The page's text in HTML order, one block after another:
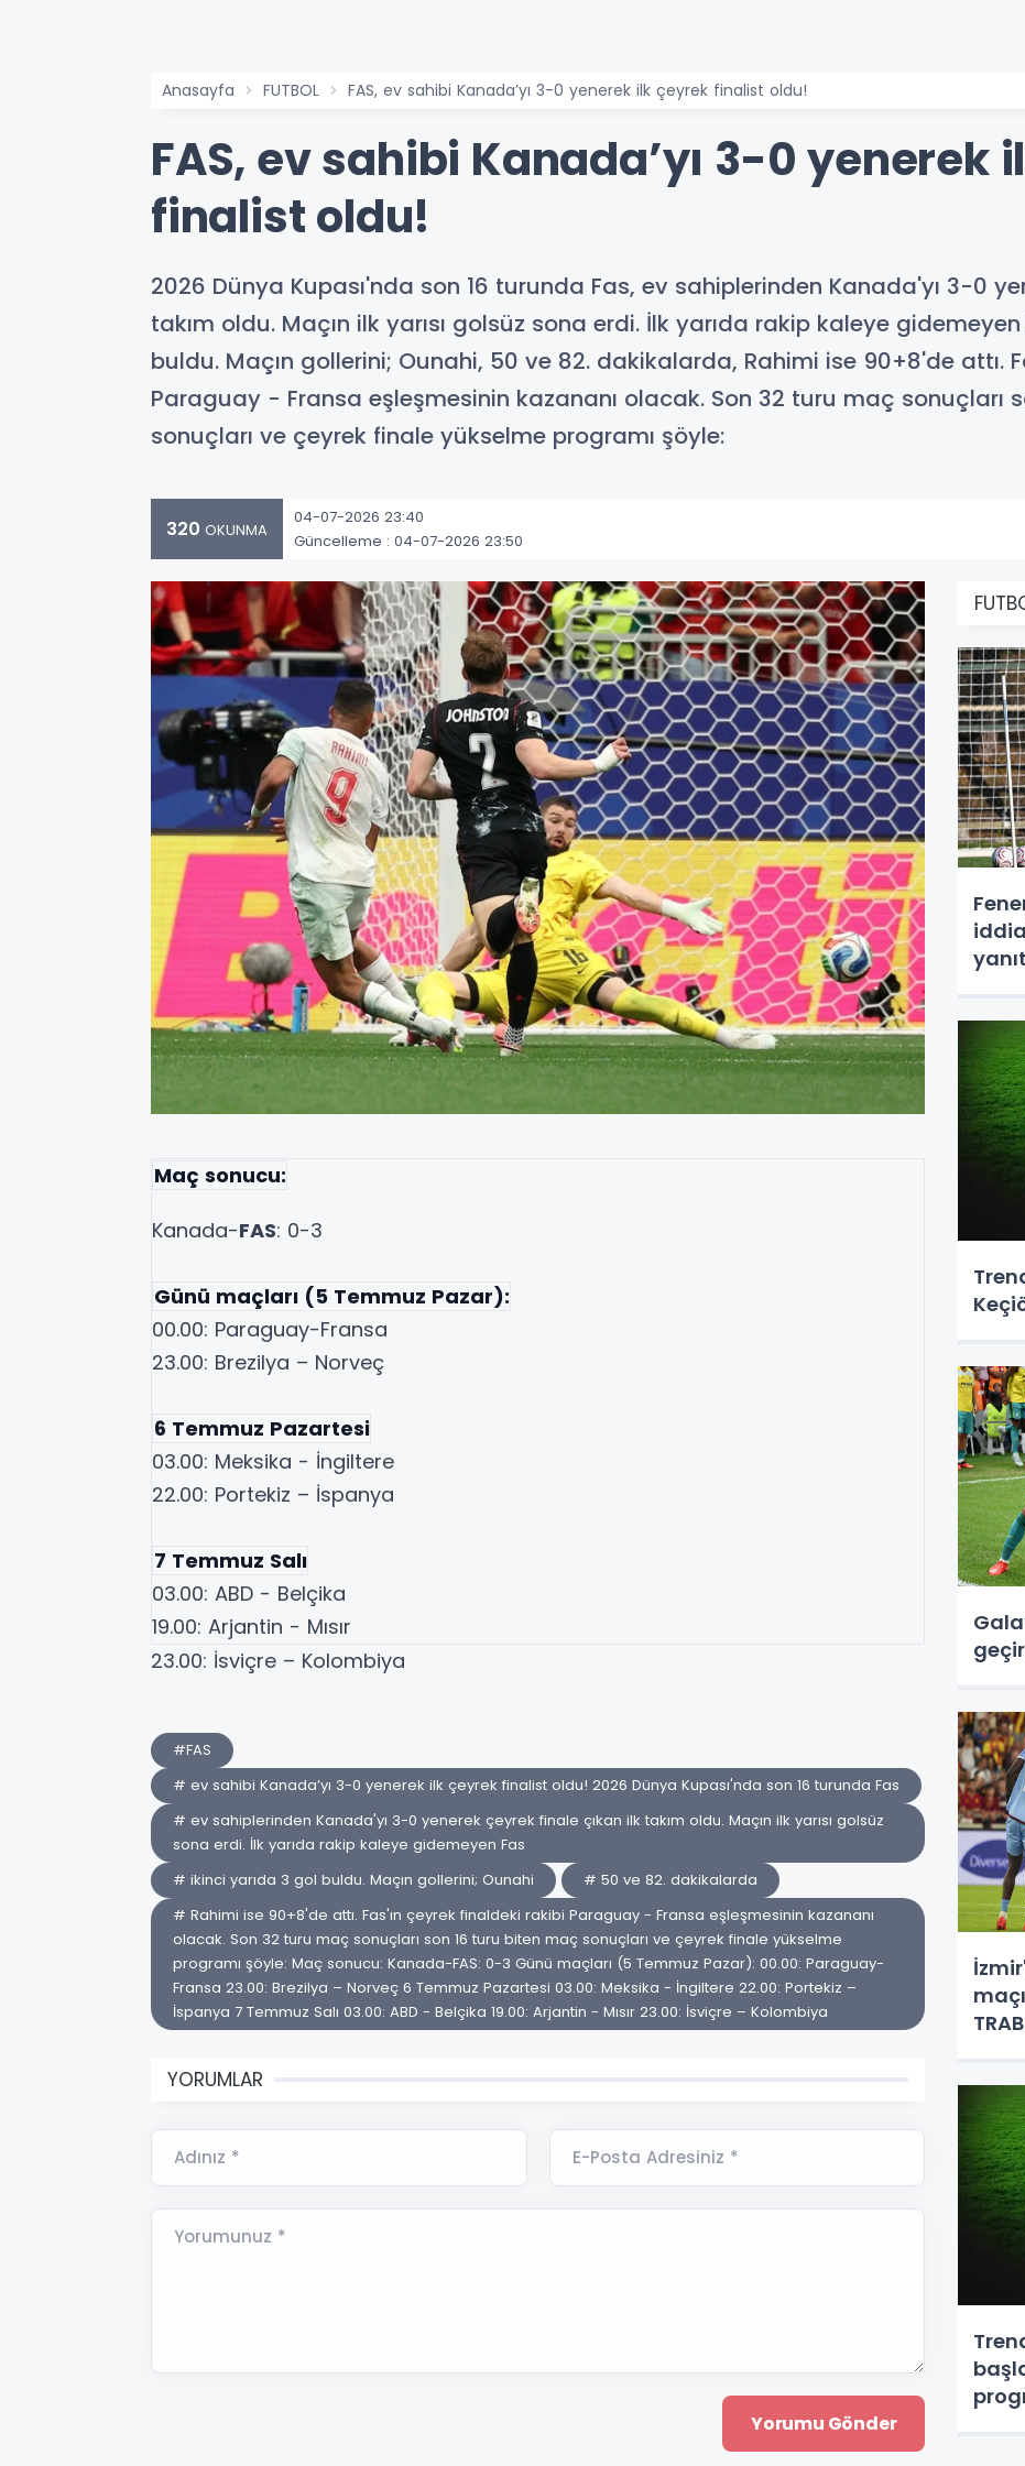
Anasayfa FUTBOL FAS, ev sahibi Kanada’yı 3-0 yenerek ilk çeyrek finalist oldu!
FAS, ev sahibi Kanada’yı 3-0 yenerek
finalist oldu!
2026 Dünya Kupası'nda son 16 turunda Fas, ev sahiplerinden Kanada'yı 3-0
takım oldu. Maçın ilk yarısı golsüz sona erdi. İlk yarıda rakip kaleye
buldu. Maçın gollerini; Ounahi, 50 ve 82. dakikalarda, Rahimi ise 90+8'de attı.
Paraguay - Fransa eşleşmesinin kazananı olacak. Son 32 turu maç sonuçları
sonuçları ve çeyrek finale yükselme programı şöyle:
320 OKUNMA
04-07-2026 23:40
Güncelleme : 04-07-2026 23:50
Maç sonucu:
Kanada-FAS: 0-3
Günü maçları (5 Temmuz Pazar):
00.00: Paraguay-Fransa
23.00: Brezilya – Norveç
6 Temmuz Pazartesi
03.00: Meksika - İngiltere
22.00: Portekiz – İspanya
7 Temmuz Salı
03.00: ABD - Belçika
19.00: Arjantin - Mısır
23.00: İsviçre – Kolombiya
#FAS
# ev sahibi Kanada’yı 3-0 yenerek ilk çeyrek finalist oldu! 2026 Dünya Kupası'nda son 16 turunda Fas
# ev sahiplerinden Kanada'yı 3-0 yenerek çeyrek finale çıkan ilk takım oldu. Maçın ilk yarısı golsüz
sona erdi. İlk yarıda rakip kaleye gidemeyen Fas
# ikinci yarıda 3 gol buldu. Maçın gollerini; Ounahi
# 50 ve 82. dakikalarda
# Rahimi ise 90+8'de attı. Fas'ın çeyrek finaldeki rakibi Paraguay - Fransa eşleşmesinin kazananı
olacak. Son 32 turu maç sonuçları son 16 turu biten maç sonuçları ve çeyrek finale yükselme
programı şöyle: Maç sonucu: Kanada-FAS: 0-3 Günü maçları (5 Temmuz Pazar): 00.00: Paraguay-
Fransa 23.00: Brezilya – Norveç 6 Temmuz Pazartesi 03.00: Meksika - İngiltere 22.00: Portekiz –
İspanya 7 Temmuz Salı 03.00: ABD - Belçika 19.00: Arjantin - Mısır 23.00: İsviçre – Kolombiya
YORUMLAR
Adınız * E-Posta Adresiniz *
Yorumunuz *